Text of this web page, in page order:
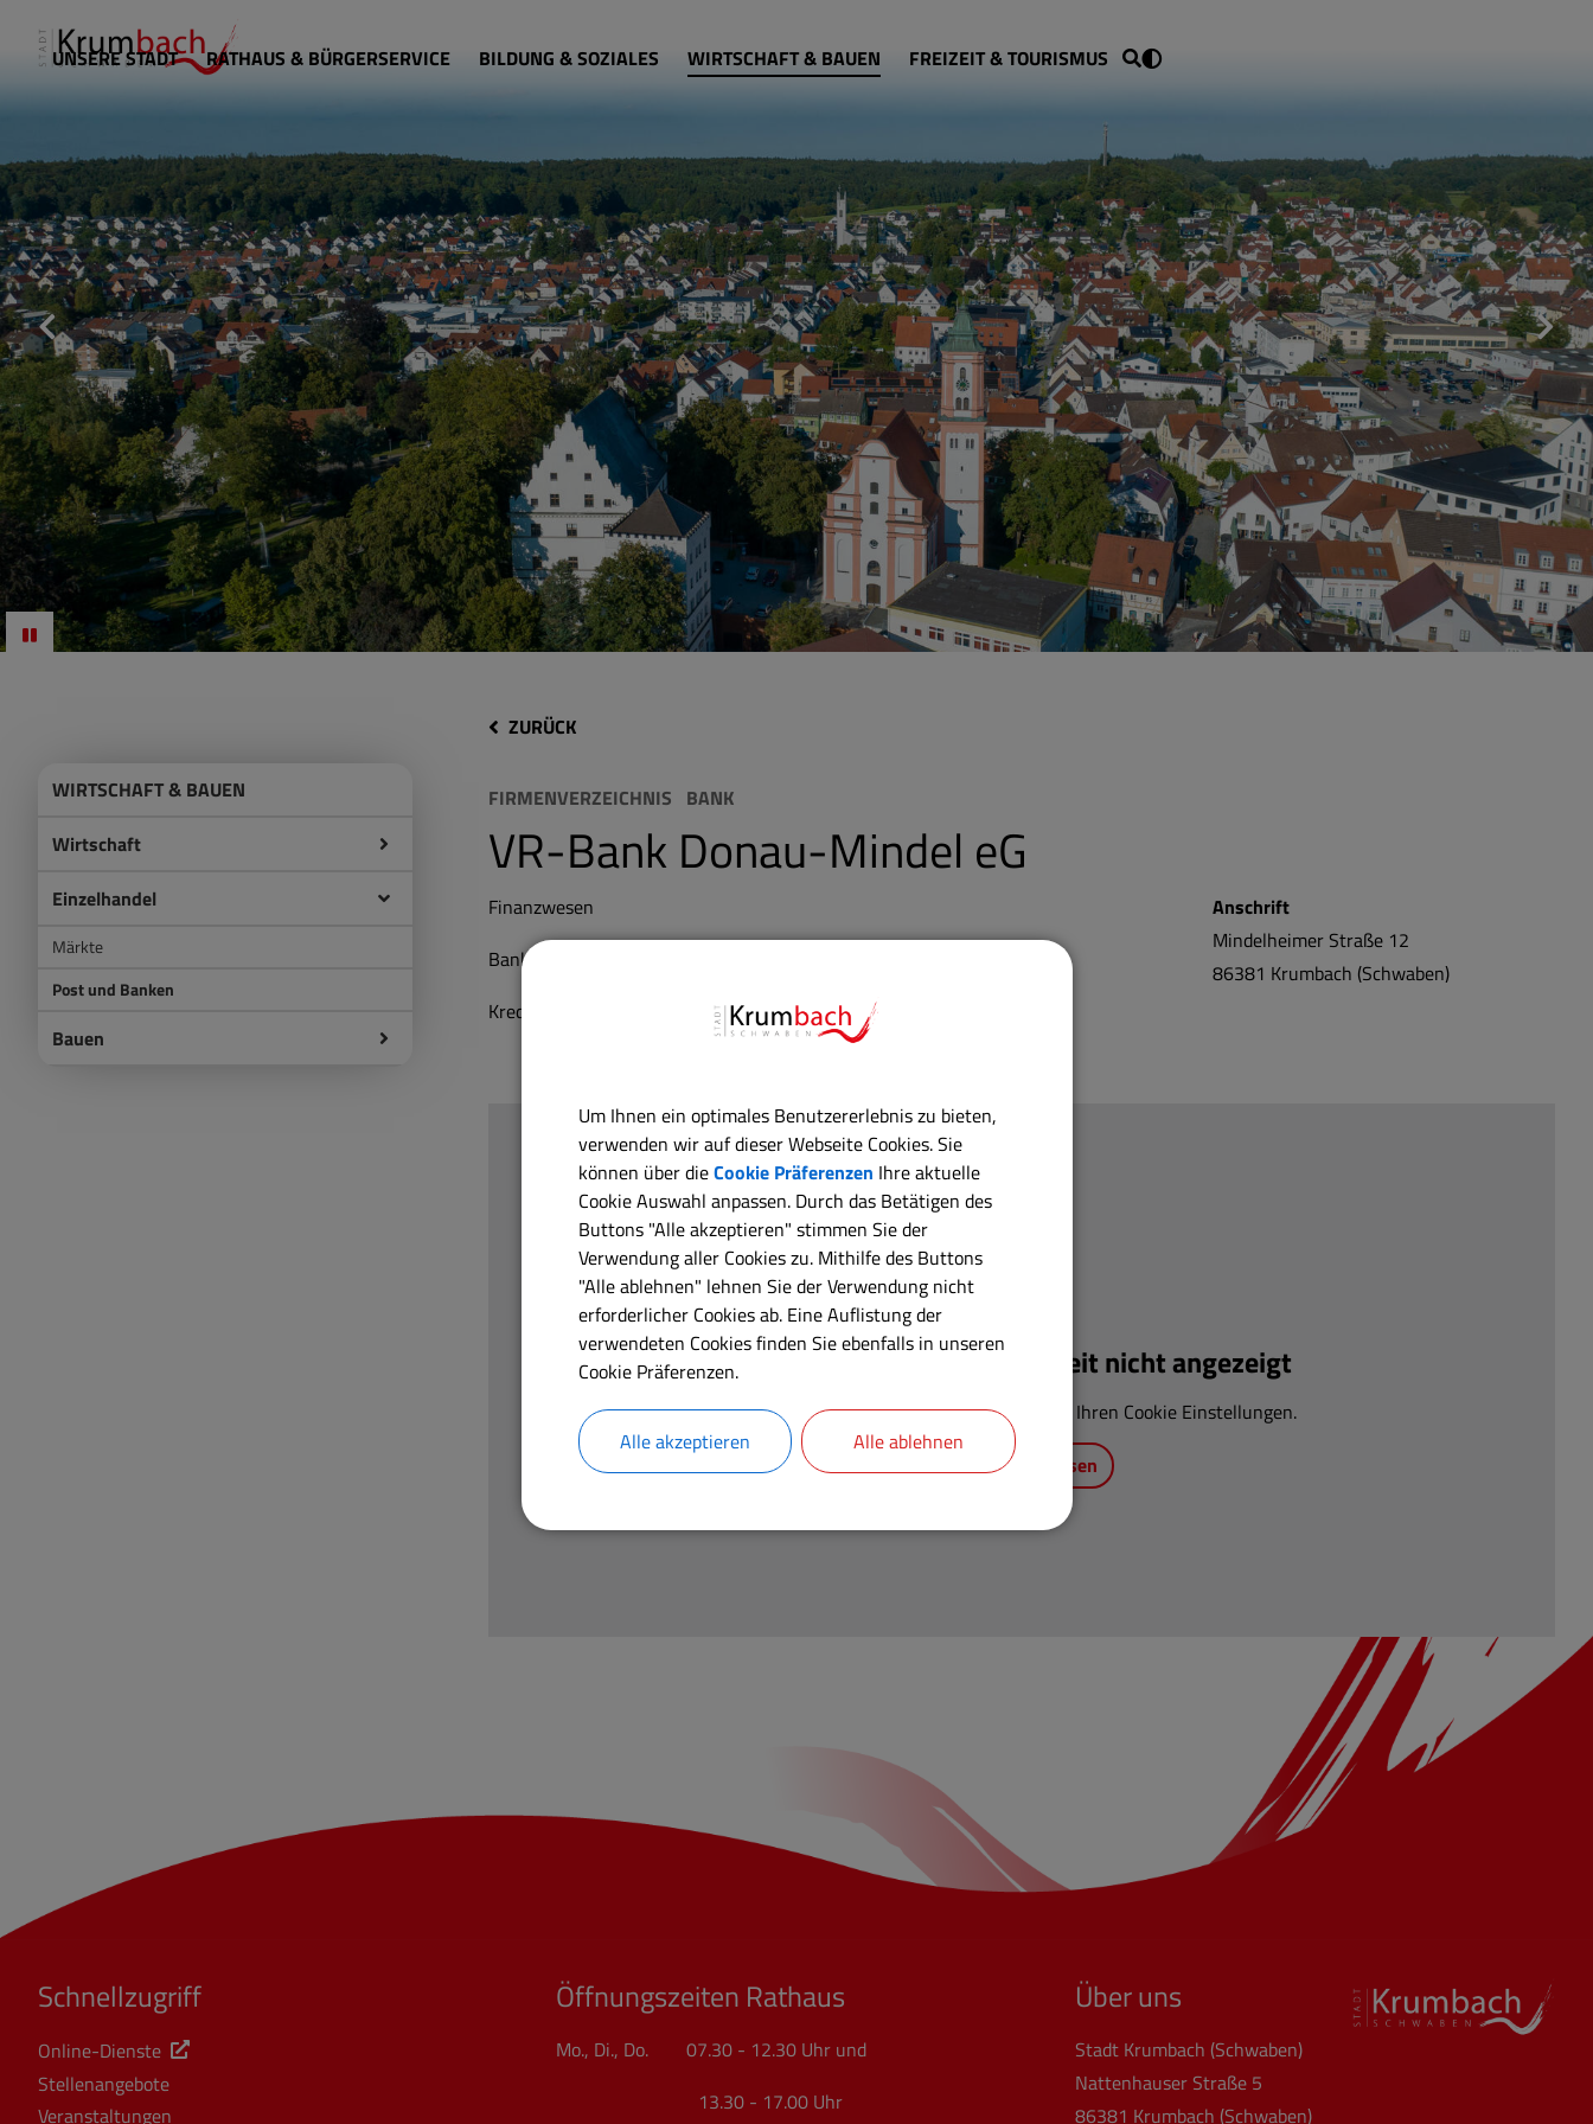
UNSERE STADT RATHAUS & BÜRGERSERVICE BILDUNG & SOZIALES WIRTSCHAFT & BAUEN FREIZEIT & TOURISMUS
WIRTSCHAFT & BAUEN
Wirtschaft
Einzelhandel
Märkte
Post und Banken
Bauen
ZURÜCK
FIRMENVERZEICHNIS BANK
VR-Bank Donau-Mindel eG
Finanzwesen
Bank
Kreditinstitut
Anschrift
Mindelheimer Straße 12
86381 Krumbach (Schwaben)
OpenStreetMap wird derzeit nicht angezeigt
Bitte aktivieren Sie "OpenStreetMap" in Ihren Cookie Einstellungen.
Cookies Anpassen
Schnellzugriff
Online-Dienste
Stellenangebote
Veranstaltungen
Öffnungszeiten Rathaus
Mo., Di., Do. 07.30 - 12.30 Uhr und
13.30 - 17.00 Uhr
Über uns
Stadt Krumbach (Schwaben)
Nattenhauser Straße 5
86381 Krumbach (Schwaben)
Um Ihnen ein optimales Benutzererlebnis zu bieten,
verwenden wir auf dieser Webseite Cookies. Sie
können über dieCookie Präferenzen Ihre aktuelle
Cookie Auswahl anpassen. Durch das Betätigen des
Buttons "Alle akzeptieren" stimmen Sie der
Verwendung aller Cookies zu. Mithilfe des Buttons
"Alle ablehnen" lehnen Sie der Verwendung nicht
erforderlicher Cookies ab. Eine Auflistung der
verwendeten Cookies finden Sie ebenfalls in unseren
Cookie Präferenzen.
Alle akzeptieren Alle ablehnen